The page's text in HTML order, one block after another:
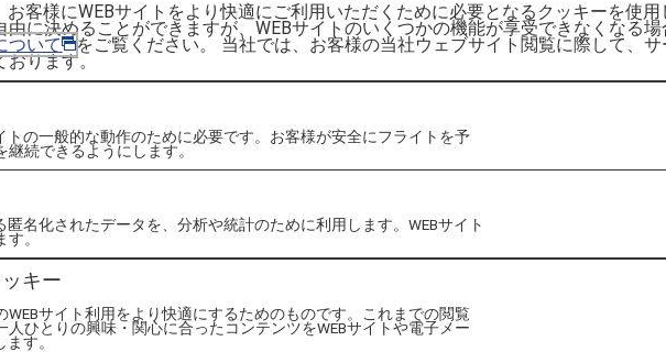
上記内容をご確認のうえ、お進みください。
サイトへGO！
お客様にWEBサイトをより快適にご利用いただくために必要となるクッキーを使
由に決めることができますが、WEBサイトのいくつかの機能が享受できなくなる
ついて をご覧ください。 当社では、お客様の当社ウェブサイト閲覧に際して、
ります。
トの一般的な動作のために必要です。お客様が安全にフライトを予
継続できるようにします。
匿名化されたデータを、分析や統計のために利用します。WEBサイト
。
キー
WEBサイト利用をより快適にするためのものです。これまでの閲覧
人ひとりの興味・関心に合ったコンテンツをWEBサイトや電子メー
ます。